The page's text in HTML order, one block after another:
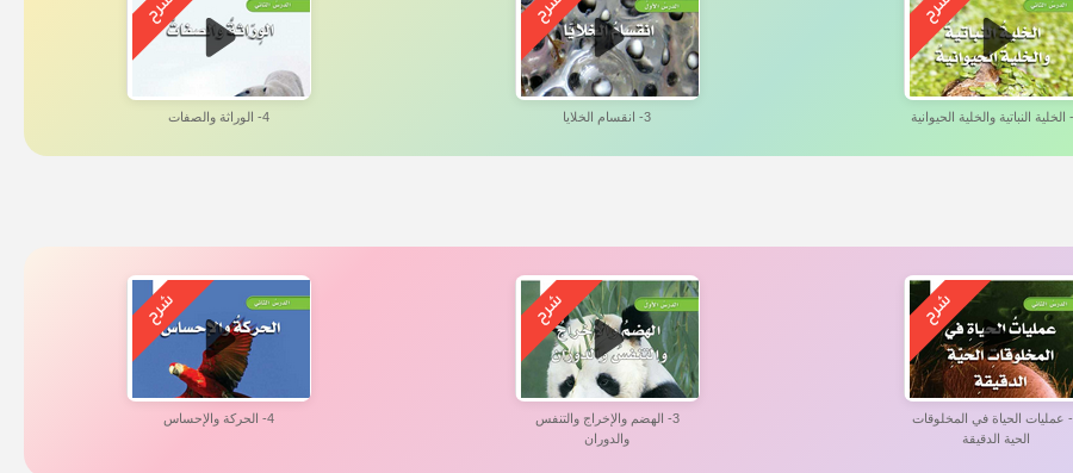
3- انقسام الخلايا 4- الوراثة والصفات
2- عمليات الحياة في المخلوقات
الحية الدقيقة
3- الهضم والإخراج والتنفس
والدوران
4- الحركة والإحساس